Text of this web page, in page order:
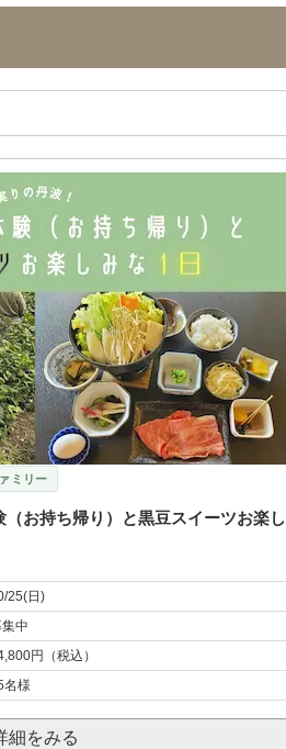
ミリー
お持ち帰り）と黒豆スイーツお楽し
25(日)
中
円（税込）
名様
細をみる